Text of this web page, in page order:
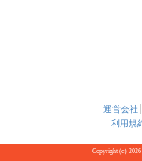
運営会社
利用規
Copyright (c)